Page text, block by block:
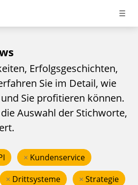
Erfolgsgeschichten,
Sie im Detail, wie
Sie profitieren können.
Auswahl der Stichworte,
× Kundenservice
× Drittsysteme × Strategie